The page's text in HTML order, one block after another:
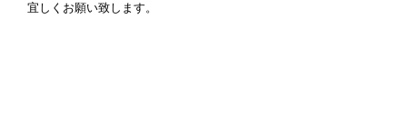
宜しくお願い致します。